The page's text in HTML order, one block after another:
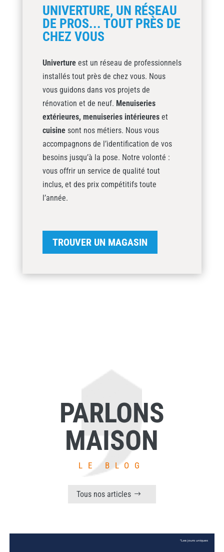
UNIVERTURE, UN RÉSEAU
DE PROS... TOUT PRÈS DE
CHEZ VOUS
Univertureest un réseau de professionnels
installés tout près de chez vous. Nous
vous guidons dans vos projets de
rénovation et de neuf. Menuiseries
extérieures, menuiseries intérieureset
cuisinesont nos métiers. Nous vous
accompagnons de l’identification de vos
besoins jusqu’à la pose. Notre volonté :
vous offrir un service de qualité tout
inclus, et des prix compétitifs toute
l’année.
TROUVER UN MAGASIN
PARLONS
MAISON
LE BLOG
Tous nos articles